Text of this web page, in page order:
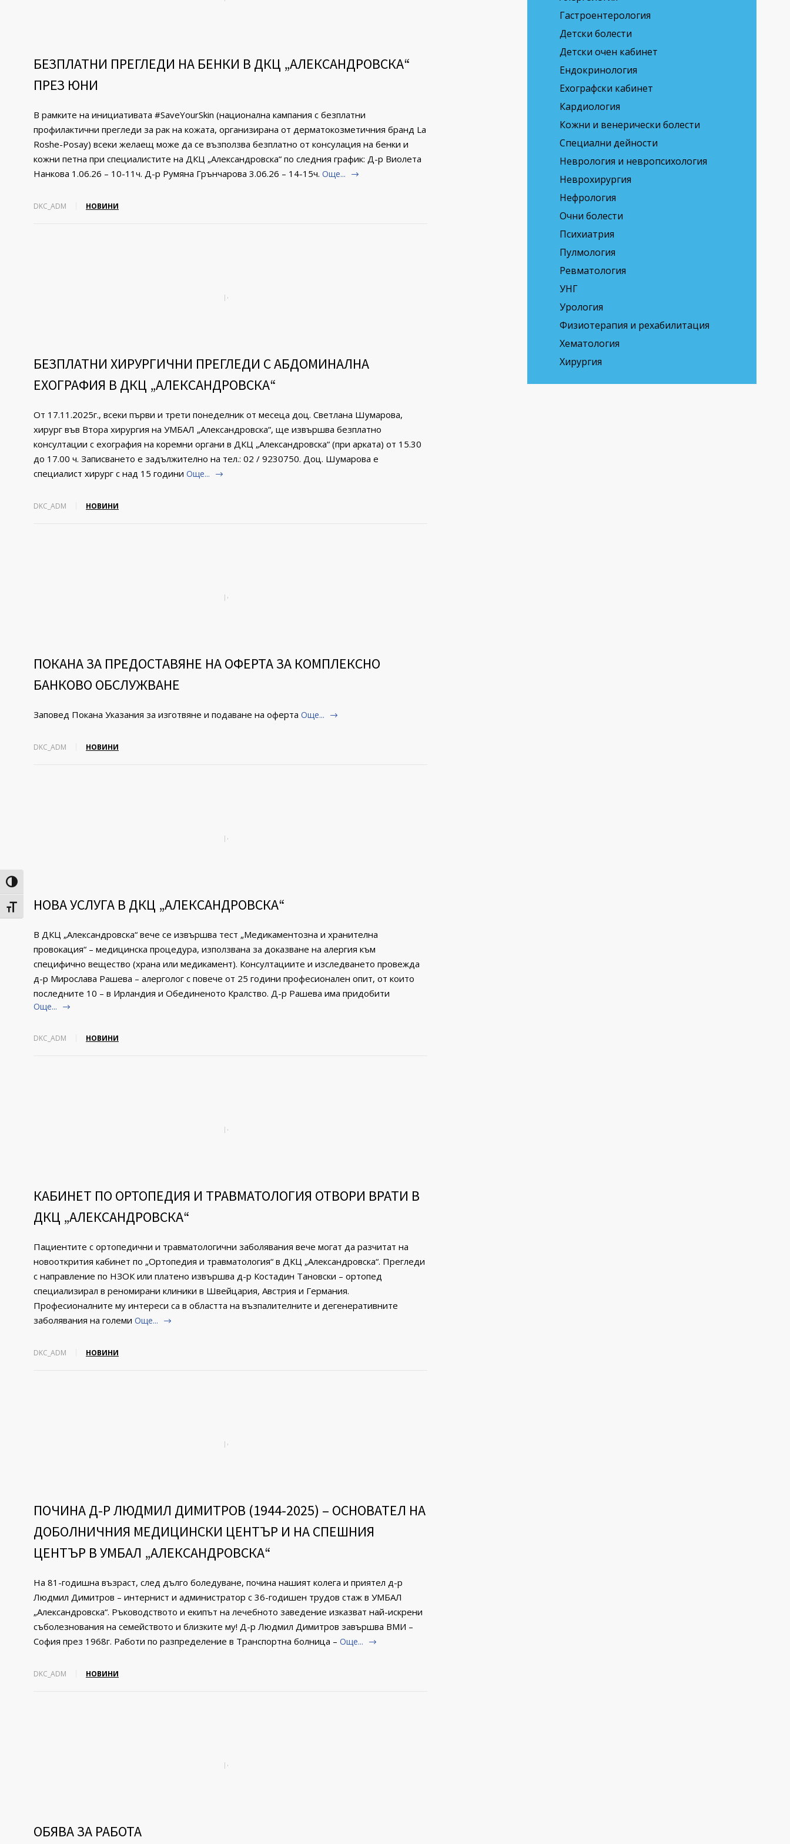
Toggle High Contrast
Toggle Font size
БЕЗПЛАТНИ ПРЕГЛЕДИ НА БЕНКИ В ДКЦ „АЛЕКСАНДРОВСКА“
ПРЕЗ ЮНИ
В рамките на инициативата #SaveYourSkin (национална кампания с безплатни
профилактични прегледи за рак на кожата, организирана от дерматокозметичния бранд La
Roshe-Posay) всеки желаещ може да се възползва безплатно от консулация на бенки и
кожни петна при специалистите на ДКЦ „Александровска“ по следния график: Д-р Виолета
Нанкова 1.06.26 – 10-11ч. Д-р Румяна Грънчарова 3.06.26 – 14-15ч. Още...
DKC_ADM НОВИНИ
БЕЗПЛАТНИ ХИРУРГИЧНИ ПРЕГЛЕДИ С АБДОМИНАЛНА
ЕХОГРАФИЯ В ДКЦ „АЛЕКСАНДРОВСКА“
От 17.11.2025г., всеки първи и трети понеделник от месеца доц. Светлана Шумарова,
хирург във Втора хирургия на УМБАЛ „Александровска“, ще извършва безплатно
консултации с ехография на коремни органи в ДКЦ „Александровска“ (при арката) от 15.30
до 17.00 ч. Записването е задължително на тел.: 02 / 9230750. Доц. Шумарова е
специалист хирург с над 15 години Още...
DKC_ADM НОВИНИ
ПОКАНА ЗА ПРЕДОСТАВЯНЕ НА ОФЕРТА ЗА КОМПЛЕКСНО
БАНКОВО ОБСЛУЖВАНЕ
Заповед Покана Указания за изготвяне и подаване на оферта Още...
DKC_ADM НОВИНИ
НОВА УСЛУГА В ДКЦ „АЛЕКСАНДРОВСКА“
В ДКЦ „Александровска“ вече се извършва тест „Медикаментозна и хранителна
провокация“ – медицинска процедура, използвана за доказване на алергия към
специфично вещество (храна или медикамент). Консултациите и изследването провежда
д-р Мирослава Рашева – алерголог с повече от 25 години професионален опит, от които
последните 10 – в Ирландия и Обединеното Кралство. Д-р Рашева има придобити
Още...
DKC_ADM НОВИНИ
КАБИНЕТ ПО ОРТОПЕДИЯ И ТРАВМАТОЛОГИЯ ОТВОРИ ВРАТИ В
ДКЦ „АЛЕКСАНДРОВСКА“
Пациентите с opтoпeдични и травматологични зaбoлявaния вече могат да разчитат на
новооткрития кабинет по „Ортопедия и травматология“ в ДКЦ „Александровска“. Прегледи
с направление по НЗОК или платено извършва д-р Костадин Тановски – ортопед
специализирал в реномирани клиники в Швейцария, Австрия и Германия.
Професионалните му интереси са в областта на възпалителните и дегенеративните
заболявания на големи Още...
DKC_ADM НОВИНИ
ПОЧИНА Д-Р ЛЮДМИЛ ДИМИТРОВ (1944-2025) – ОСНОВАТЕЛ НА
ДОБОЛНИЧНИЯ МЕДИЦИНСКИ ЦЕНТЪР И НА СПЕШНИЯ
ЦЕНТЪР В УМБАЛ „АЛЕКСАНДРОВСКА“
На 81-годишна възраст, след дълго боледуване, почина нашият колега и приятел д-р
Людмил Димитров – интернист и администратор с 36-годишен трудов стаж в УМБАЛ
„Александровска“. Ръководството и екипът на лечебното заведение изказват най-искрени
съболезнования на семейството и близките му! Д-р Людмил Димитров завършва ВМИ –
София през 1968г. Работи по разпределение в Транспортна болница – Още...
DKC_ADM НОВИНИ
ОБЯВА ЗА РАБОТА
Гастроентерология
Детски болести
Детски очен кабинет
Ендокринология
Ехографски кабинет
Кардиология
Кожни и венерически болести
Специални дейности
Неврология и невропсихология
Неврохирургия
Нефрология
Очни болести
Психиатрия
Пулмология
Ревматология
УНГ
Урология
Физиотерапия и рехабилитация
Хематология
Хирургия